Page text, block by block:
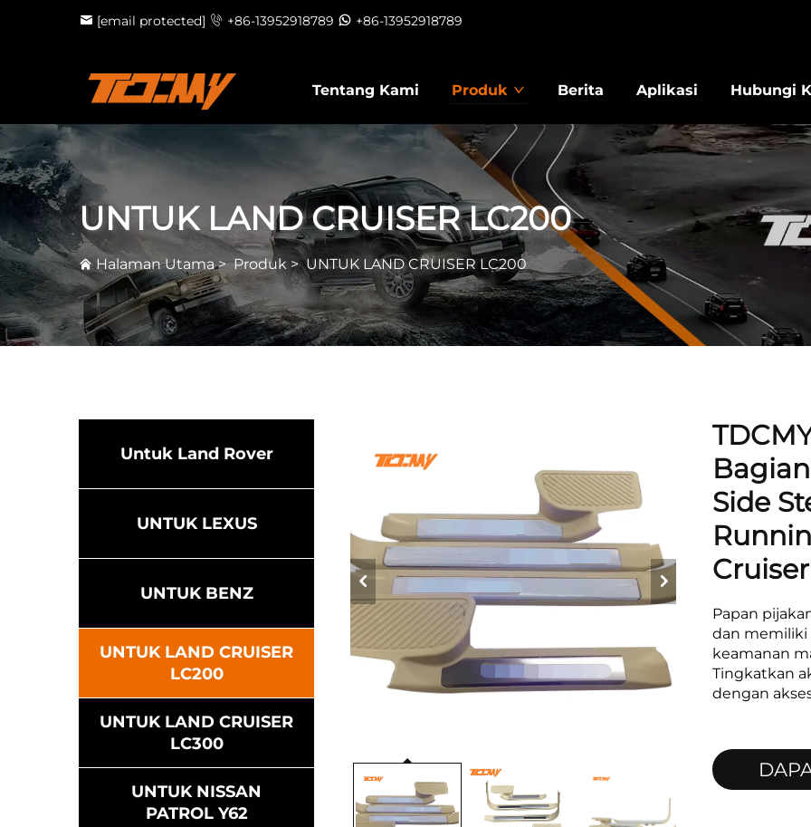
[email protected] +86-13952918789 +86-13952918789
Tentang Kami Produk Berita Aplikasi Hubungi
UNTUK LAND CRUISER LC200
Halaman Utama>Produk >UNTUK LAND CRUISER LC200
Untuk Land Rover
UNTUK LEXUS
UNTUK BENZ
UNTUK LAND CRUISER
LC200
UNTUK LAND CRUISER
LC300
UNTUK NISSAN
PATROL Y62
Side
Papan
dan
keamanan
Tingkatkan
dengan